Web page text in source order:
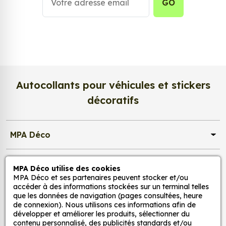
Grâce à notre sélection de stickers et autocollants,
adaptez la décoration d’une pièce, d’une voiture,
et ce, à moindre coût et sans effort.
Quels sont les avantages de nos stickers
décoration ?
Une grande variété de motifs et de couleurs :
nos Bande décorative adhésive racing motif
damier (10 cm) sont disponibles dans une large
gamme de motifs et de couleurs, ce qui vous
permet de trouver le sticker parfait pour votre
GO
Autocollants pour véhicules et stickers
décoratifs
MPA Déco
Nos services
Nos sites
Mon Compte
MPA Déco utilise des cookies
MPA Déco et ses partenaires peuvent stocker et/ou
accéder à des informations stockées sur un terminal telles
que les données de navigation (pages consultées, heure
de connexion). Nous utilisons ces informations afin de
développer et améliorer les produits, sélectionner du
contenu personnalisé, des publicités standards et/ou